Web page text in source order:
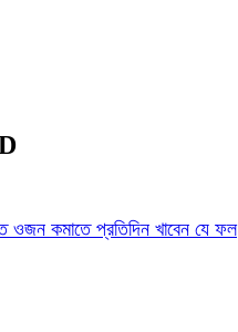
ওজন কমাতে প্রতিদিন খাবেন যে ফল